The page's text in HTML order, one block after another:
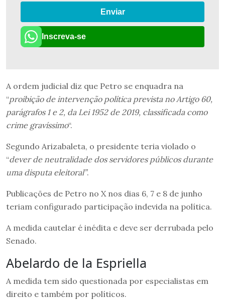
Enviar
Inscreva-se
A ordem judicial diz que Petro se enquadra na
“proibição de intervenção política prevista no Artigo 60,
parágrafos 1 e 2, da Lei 1952 de 2019, classificada como
crime gravíssimo“.
Segundo Arizabaleta, o presidente teria violado o
“dever de neutralidade dos servidores públicos durante
uma disputa eleitoral”.
Publicações de Petro no X nos dias 6, 7 e 8 de junho
teriam configurado participação indevida na política.
A medida cautelar é inédita e deve ser derrubada pelo
Senado.
Abelardo de la Espriella
A medida tem sido questionada por especialistas em
direito e também por políticos.